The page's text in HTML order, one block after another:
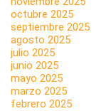
octubre 2025
septiembre 2025
agosto 2025
julio 2025
junio 2025
mayo 2025
marzo 2025
febrero 2025